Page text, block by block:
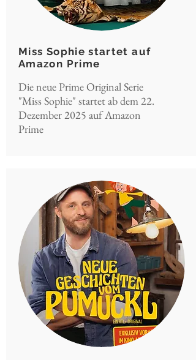
Miss Sophie startet auf
Amazon Prime
Die neue Prime Original Serie
"Miss Sophie" startet ab dem 22.
Dezember 2025 auf Amazon
Prime